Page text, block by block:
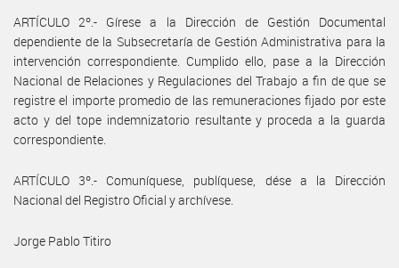
ARTÍCULO 2º.- Gírese a la Dirección de Gestión Documental
dependiente de la Subsecretaría de Gestión Administrativa para la
intervención correspondiente. Cumplido ello, pase a la Dirección
Nacional de Relaciones y Regulaciones del Trabajo a fin de que se
registre el importe promedio de las remuneraciones fijado por este
acto y del tope indemnizatorio resultante y proceda a la guarda
correspondiente.
ARTÍCULO 3º.- Comuníquese, publíquese, dése a la Dirección
Nacional del Registro Oficial y archívese.
Jorge Pablo Titiro